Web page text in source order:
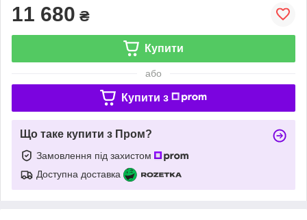
11 680 ₴
Купити
або
Купити з
Що таке купити з Пром?
Замовлення під захистом
Доступна доставка